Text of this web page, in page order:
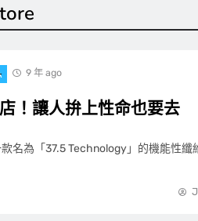
9 年 ago
！讓人拚上性命也要去
名為「37.5 Technology」的機能性纖